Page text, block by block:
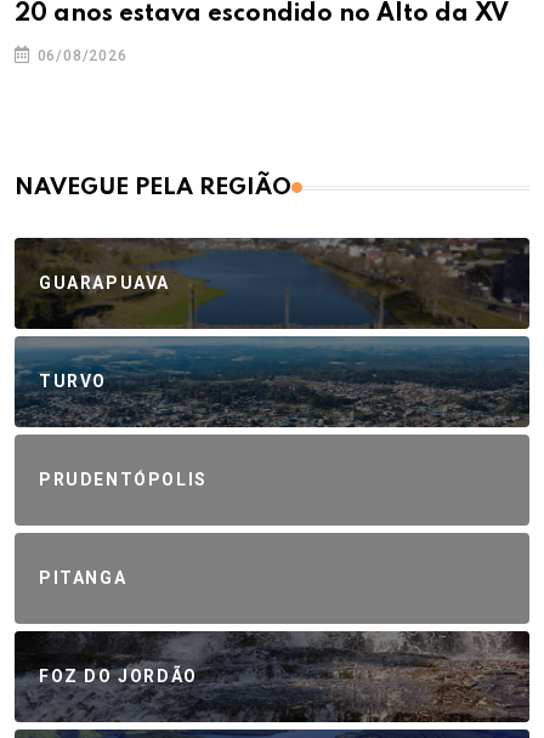
20 anos estava escondido no Alto da XV
06/08/2026
NAVEGUE PELA REGIÃO
GUARAPUAVA
TURVO
PRUDENTÓPOLIS
PITANGA
FOZ DO JORDÃO